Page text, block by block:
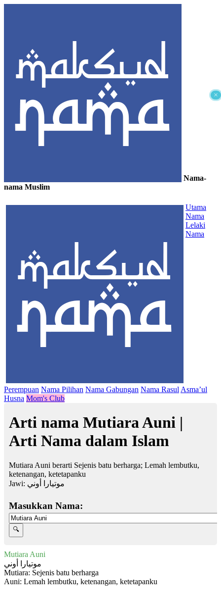
×
Nama-
nama Muslim
Utama
Nama
Lelaki
Nama
Perempuan Nama Pilihan Nama Gabungan Nama Rasul Asma’ul
Husna Mom's Club
Arti nama Mutiara Auni |
Arti Nama dalam Islam
Mutiara Auni berarti Sejenis batu berharga; Lemah lembutku,
ketenangan, ketetapanku
Jawi: موتيارا أوني
Masukkan Nama:
Mutiara Auni
موتيارا أوني
Mutiara: Sejenis batu berharga
Auni: Lemah lembutku, ketenangan, ketetapanku